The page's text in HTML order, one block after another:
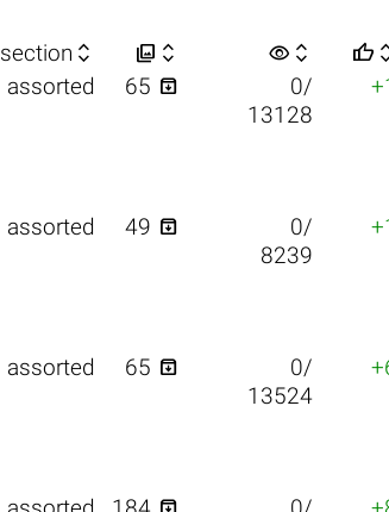
section    visibility  
assorted 65 
0/
13128
assorted 49 
0/
8239
assorted 65 
0/
13524